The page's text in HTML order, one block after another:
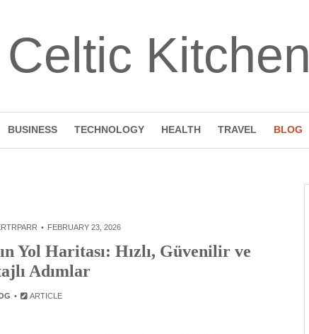
Celtic Kitchen
BUSINESS TECHNOLOGY HEALTH TRAVEL BLOG
FEBRUARY 23, 2026
Yol Haritası: Hızlı, Güvenilir ve
Adımlar
ARTICLE